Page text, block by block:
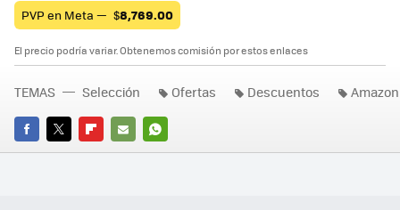
PVP en Meta — $8,769.00
El precio podría variar. Obtenemos comisión por estos enlaces
FACEBOOK
TWITTERFLIPBOARD
E-
WHATSAPP
TEMAS Selección Ofertas Descuentos Amazon